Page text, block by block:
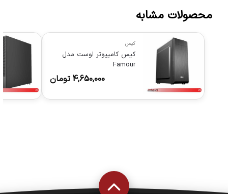
محصولات مشابه
کیس
کیس کامپیوتر اوست مدل
Famour
4,650,000 تومان